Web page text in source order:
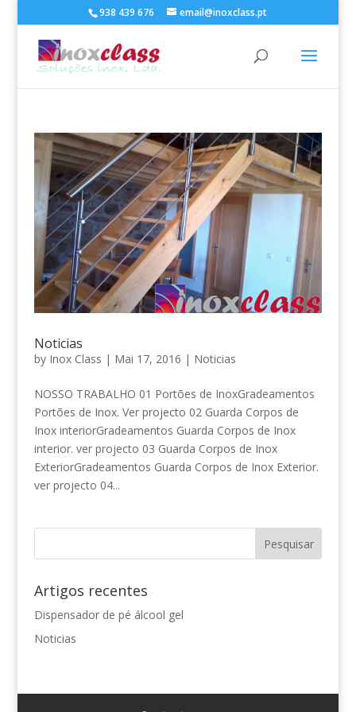
938 439 676 email@inoxclass.pt
Noticias
by Inox Class | Mai 17, 2016 | Noticias
NOSSO TRABALHO 01 Portões de InoxGradeamentos
Portões de Inox. Ver projecto 02 Guarda Corpos de
Inox interiorGradeamentos Guarda Corpos de Inox
interior. ver projecto 03 Guarda Corpos de Inox
ExteriorGradeamentos Guarda Corpos de Inox Exterior.
ver projecto 04...
Artigos recentes
Dispensador de pé álcool gel
Noticias